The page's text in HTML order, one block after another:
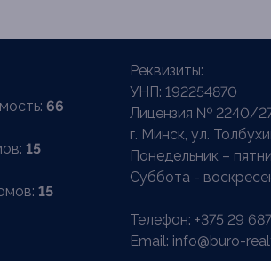
66
15
15
Реквизиты:
УНП: 192254870
Лицензия № 2240/
г. Минск, ул.
Понедельник –
Суббота -
Телефон: +375 29
Email: info@buro-